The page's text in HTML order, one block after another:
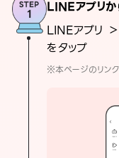
LINEアプリか
LINEアプリ
をタップ
※本ページのリン